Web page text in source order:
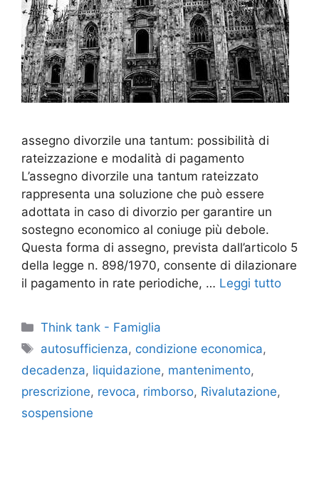
assegno divorzile una tantum: possibilità di
rateizzazione e modalità di pagamento
L’assegno divorzile una tantum rateizzato
rappresenta una soluzione che può essere
adottata in caso di divorzio per garantire un
sostegno economico al coniuge più debole.
Questa forma di assegno, prevista dall’articolo 5
della legge n. 898/1970, consente di dilazionare
il pagamento in rate periodiche, … Leggi tutto
Categorie
Think tank - Famiglia
Tag
autosufficienza, condizione economica,
decadenza, liquidazione, mantenimento,
prescrizione, revoca, rimborso, Rivalutazione,
sospensione